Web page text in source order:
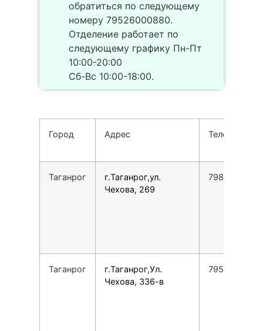
обратиться по следующему
номеру 79526000880.
Отделение работает по
следующему графику Пн-Пт
10:00-20:00
Сб-Вс 10:00-18:00.
Город Адрес Телефон
Таганрог
г.Таганрог,ул.
Чехова, 269
Таганрог
г.Таганрог,Ул.
Чехова, 336-в
79515333177